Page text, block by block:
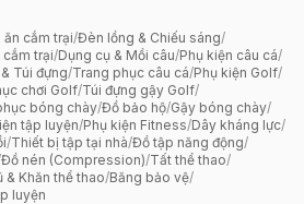
ăn cắm trại/Đèn lồng & Chiếu sáng/
cắm trại/Dụng cụ & Mồi câu/Phụ kiện câu cá/
Túi đựng/Trang phục câu cá/Phụ kiện Golf/
chơi Golf/Túi đựng gậy Golf/
bóng chày/Đồ bảo hộ/Gậy bóng chày/
tập luyện/Phụ kiện Fitness/Dây kháng lực/
/Thiết bị tập tại nhà/Đồ tập năng động/
Đồ nén (Compression)/Tất thể thao/
& Khăn thể thao/Băng bảo vệ/
luyện